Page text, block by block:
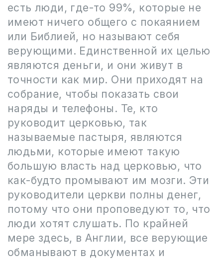
есть люди, где-то 99%, которые не
имеют ничего общего с покаянием
или Библией, но называют себя
верующими. Единственной их целью
являются деньги, и они живут в
точности как мир. Они приходят на
собрание, чтобы показать свои
наряды и телефоны. Те, кто
руководит церковью, так
называемые пастыря, являются
людьми, которые имеют такую
большую власть над церковью, что
как-будто промывают им мозги. Эти
руководители церкви полны денег,
потому что они проповедуют то, что
люди хотят слушать. По крайней
мере здесь, в Англии, все верующие
обманывают в документах и